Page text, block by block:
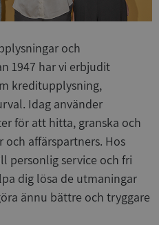
och
1947 har vi erbjudit
kreditupplysning,
Idag använder
för att hitta, granska och
affärspartners. Hos
personlig service och fri
dig lösa de utmaningar
ännu bättre och tryggare